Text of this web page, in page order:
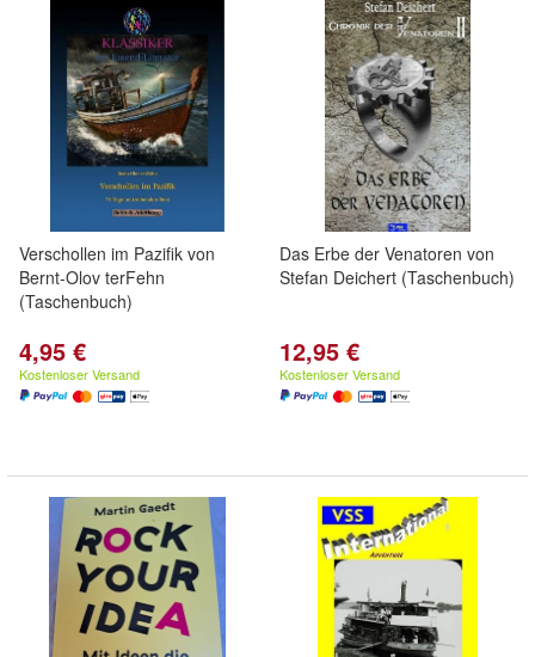
Verschollen im Pazifik von
Bernt-Olov terFehn
(Taschenbuch)
4,95 €
Kostenloser Versand
Das Erbe der Venatoren von
Stefan Deichert (Taschenbuch)
12,95 €
Kostenloser Versand